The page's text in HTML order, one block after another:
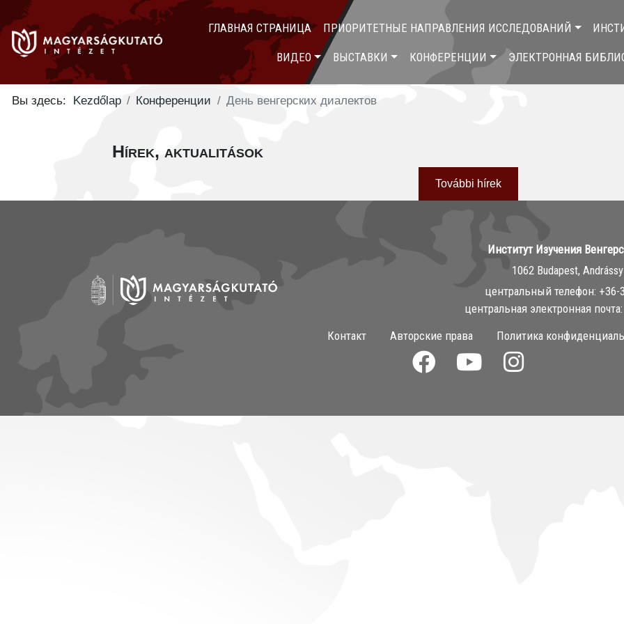
ГЛАВНАЯ СТРАНИЦА ПРИОРИТЕТНЫЕ НАПРАВЛЕНИЯ ИССЛЕДОВАНИЙ
ВИДЕО ВЫСТАВКИ КОНФЕРЕНЦИИ ЭЛЕКТРОННАЯ
Вы здесь: Kezdőlap Конференции День венгерских диалектов
Hírek, aktualitások
További hírek
Институт Изучения
1062 Budapest,
центральный телефон: ‭+36-
центральная электронная
Контакт Авторские права Политика